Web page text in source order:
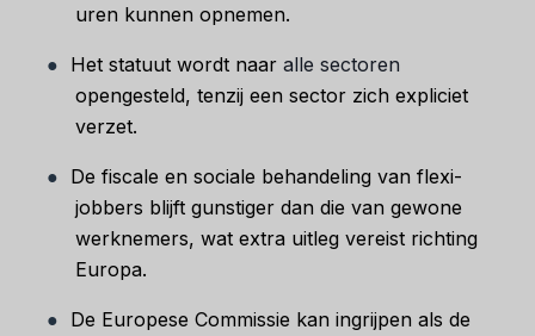
uren kunnen opnemen.
● Het statuut wordt naar alle sectoren
opengesteld, tenzij een sector zich expliciet
verzet.
● De fiscale en sociale behandeling van flexi-
jobbers blijft gunstiger dan die van gewone
werknemers, wat extra uitleg vereist richting
Europa.
● De Europese Commissie kan ingrijpen als de